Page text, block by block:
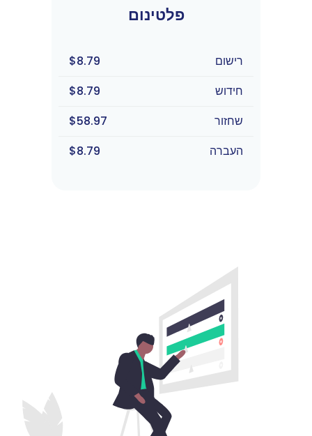
פלטינום
$8.79
רישום
$8.79
חידוש
$58.97
שחזור
$8.79
העברה